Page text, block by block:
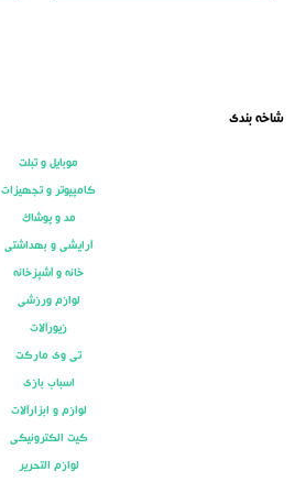
شاخه بندی
موبایل و تبلت
کامپیوتر و تجهیزات
مد و پوشاک
آرایشی و بهداشتی
خانه و آشپزخانه
لوازم ورزشی
زیورآلات
تی وی مارکت
اسباب بازی
لوازم و ابزارآلات
کیت الکترونیکی
لوازم التحریر